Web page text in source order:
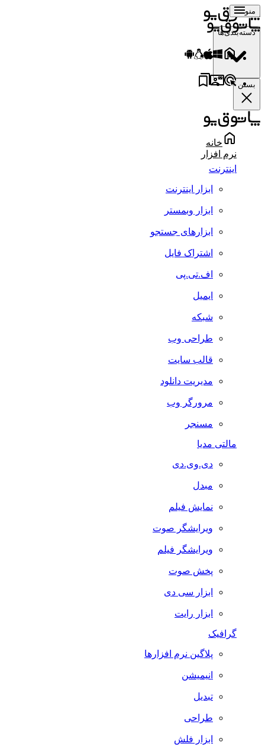
منو
دسته‌بندی‌ها
بستن
خانه
نرم افزار
اینترنت
ابزار اینترنت
ابزار وبمستر
ابزارهای جستجو
اشتراک فایل
اف.تی.پی
ایمیل
شبکه
طراحی وب
قالب سایت
مدیریت دانلود
مرورگر وب
مسنجر
مالتی مدیا
دی.وی.دی
مبدل
نمایش فیلم
ویرایشگر صوت
ویرایشگر فیلم
پخش صوت
ابزار سی دی
ابزار رایت
گرافیک
پلاگین نرم افزارها
انیمیشن
تبدیل
طراحی
ابزار فلش